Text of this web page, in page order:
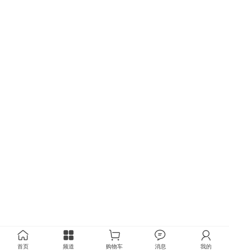
首页 频道 购物车 消息 我的